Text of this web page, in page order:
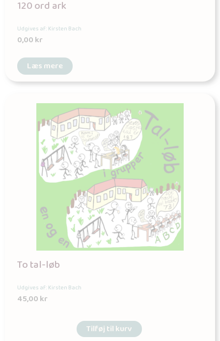
120 ord ark
Udgives af: Kirsten Bach
0,00kr
Læs mere
To tal-løb
Udgives af: Kirsten Bach
45,00kr
Tilføj til kurv